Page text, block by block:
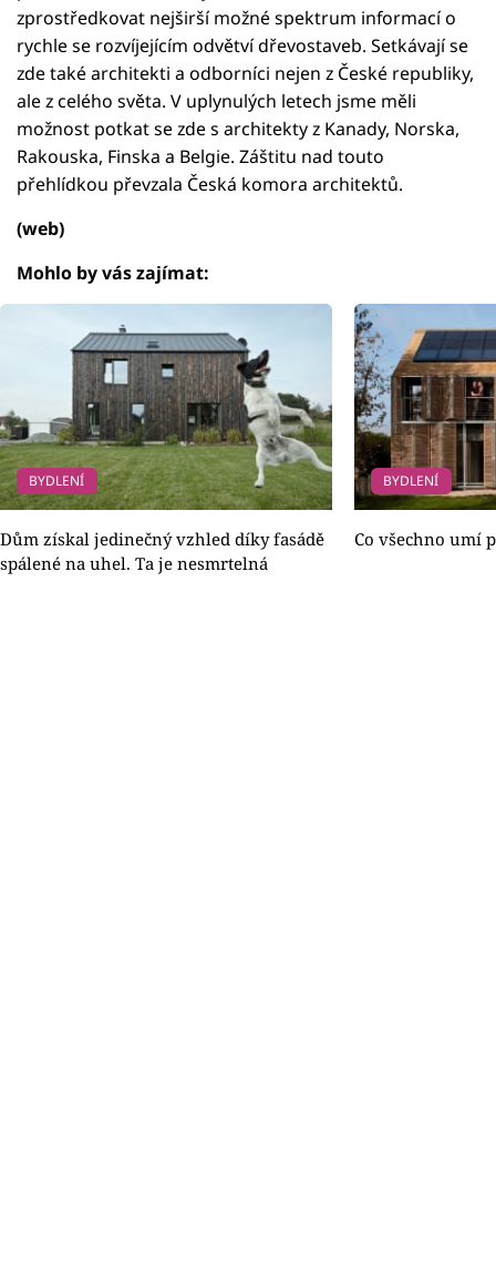
zprostředkovat nejširší možné spektrum informací o
rychle se rozvíjejícím odvětví dřevostaveb. Setkávají se
zde také architekti a odborníci nejen z České republiky,
ale z celého světa. V uplynulých letech jsme měli
možnost potkat se zde s architekty z Kanady, Norska,
Rakouska, Finska a Belgie. Záštitu nad touto
přehlídkou převzala Česká komora architektů.
(web)
Mohlo by vás zajímat:
BYDLENÍ
Dům získal jedinečný vzhled díky fasádě
spálené na uhel. Ta je nesmrtelná
BYDLENÍ
Co všechno umí